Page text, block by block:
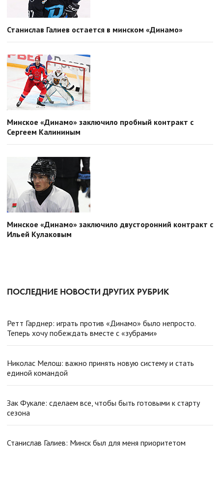
Станислав Галиев остается в минском «Динамо»
Минское «Динамо» заключило пробный контракт с
Сергеем Калининым
Минское «Динамо» заключило двусторонний контракт с
Ильей Кулаковым
ПОСЛЕДНИЕ НОВОСТИ ДРУГИХ РУБРИК
Ретт Гарднер: играть против «Динамо» было непросто.
Теперь хочу побеждать вместе с «зубрами»
Николас Мелош: важно принять новую систему и стать
единой командой
Зак Фукале: сделаем все, чтобы быть готовыми к старту
сезона
Станислав Галиев: Минск был для меня приоритетом